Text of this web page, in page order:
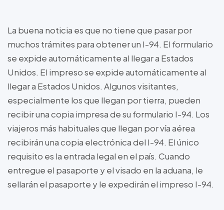
La buena noticia es que no tiene que pasar por
muchos trámites para obtener un I-94. El formulario
se expide automáticamente al llegar a Estados
Unidos. El impreso se expide automáticamente al
llegar a Estados Unidos. Algunos visitantes,
especialmente los que llegan por tierra, pueden
recibir una copia impresa de su formulario I-94. Los
viajeros más habituales que llegan por vía aérea
recibirán una copia electrónica del I-94. El único
requisito es la entrada legal en el país. Cuando
entregue el pasaporte y el visado en la aduana, le
sellarán el pasaporte y le expedirán el impreso I-94.